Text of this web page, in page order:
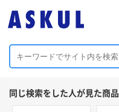
同じ検索をした人が見た商品